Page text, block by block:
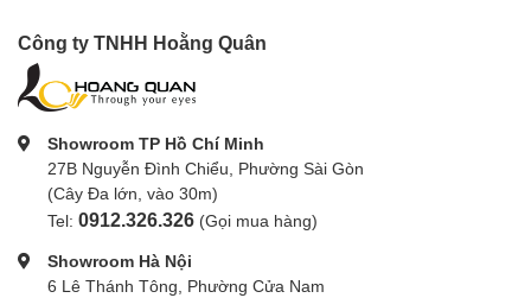
Công ty TNHH Hoằng Quân
Showroom TP Hồ Chí Minh
27B Nguyễn Đình Chiểu, Phường Sài Gòn
(Cây Đa lớn, vào 30m)
Tel: 0912.326.326 (Gọi mua hàng)
Showroom Hà Nội
6 Lê Thánh Tông, Phường Cửa Nam